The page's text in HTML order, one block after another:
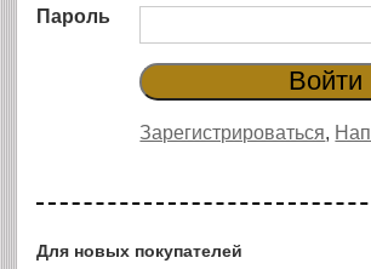
Пароль
Зарегистрироваться,
Для новых покупателей